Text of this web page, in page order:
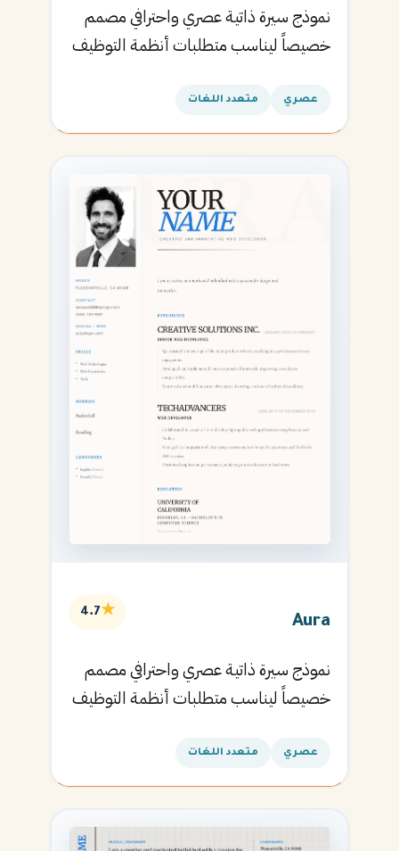
نموذج سيرة ذاتية عصري واحترافي مصمم
خصيصاً ليناسب متطلبات أنظمة التوظيف
القادمة.
عصري متعدد اللغات
Aura
★
4.7
نموذج سيرة ذاتية عصري واحترافي مصمم
خصيصاً ليناسب متطلبات أنظمة التوظيف
القادمة.
عصري متعدد اللغات